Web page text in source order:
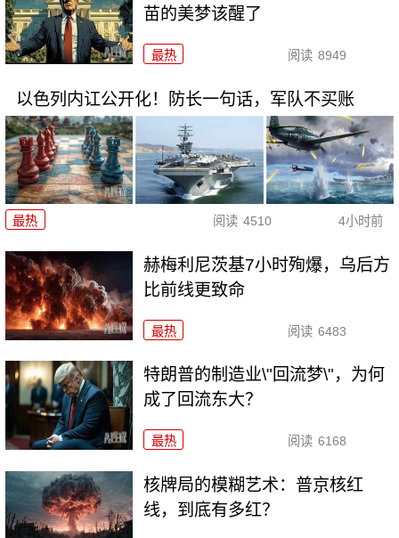
苗的美梦该醒了
最热 阅读 8949
以色列内讧公开化！防长一句话，军队不买账
最热 阅读 4510 4小时前
赫梅利尼茨基7小时殉爆，乌后方
比前线更致命
最热 阅读 6483
特朗普的制造业\"回流梦\"，为何
成了回流东大？
最热 阅读 6168
核牌局的模糊艺术：普京核红
线，到底有多红？